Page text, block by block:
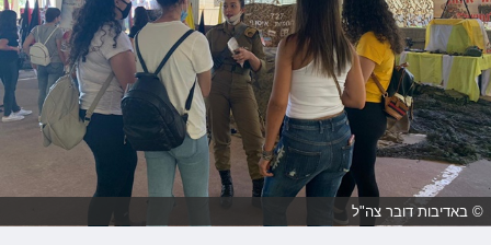
© באדיבות דובר צה"ל